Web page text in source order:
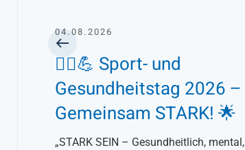
04.08.2026
🏃‍♀️💪 Sport- und
Gesundheitstag 2026 –
Gemeinsam STARK! 🌟
„STARK SEIN – Gesundheitlich, mental,